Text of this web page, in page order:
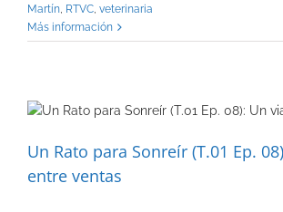
Martín RTVC veterinaria
Más información
Un Rato para Sonreír (T.01 Ep.
entre ventas